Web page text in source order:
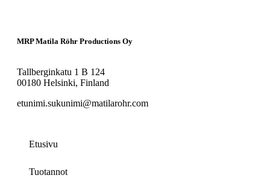
MRP Matila Röhr Productions Oy
Tallberginkatu 1 B 124
00180 Helsinki, Finland
etunimi.sukunimi@matilarohr.com
Etusivu
Tuotannot